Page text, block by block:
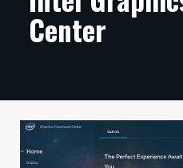
ARTIKKELIT
TIETOA
HINTA.FI
Center